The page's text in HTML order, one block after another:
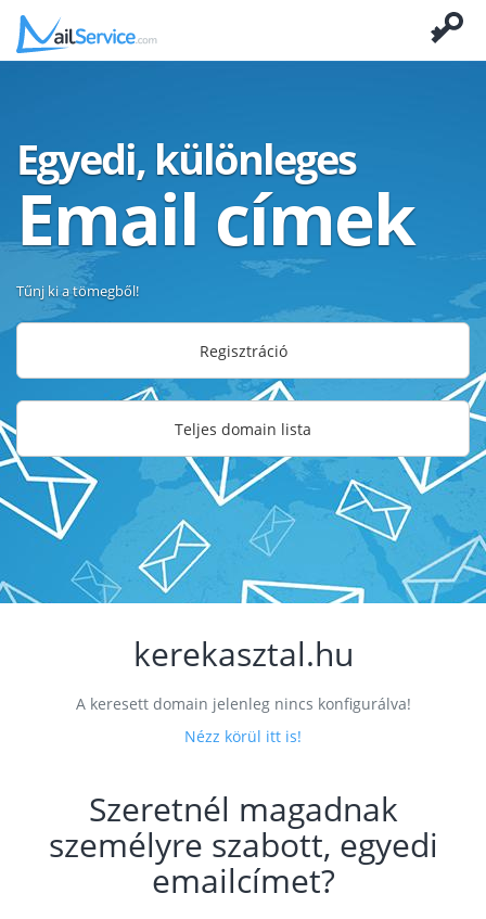
Egyedi, különleges
Email címek
Tűnj ki a tömegből!
Regisztráció
Teljes domain lista
kerekasztal.hu
A keresett domain jelenleg nincs konfigurálva!
Nézz körül itt is!
Szeretnél magadnak
személyre szabott, egyedi
emailcímet?